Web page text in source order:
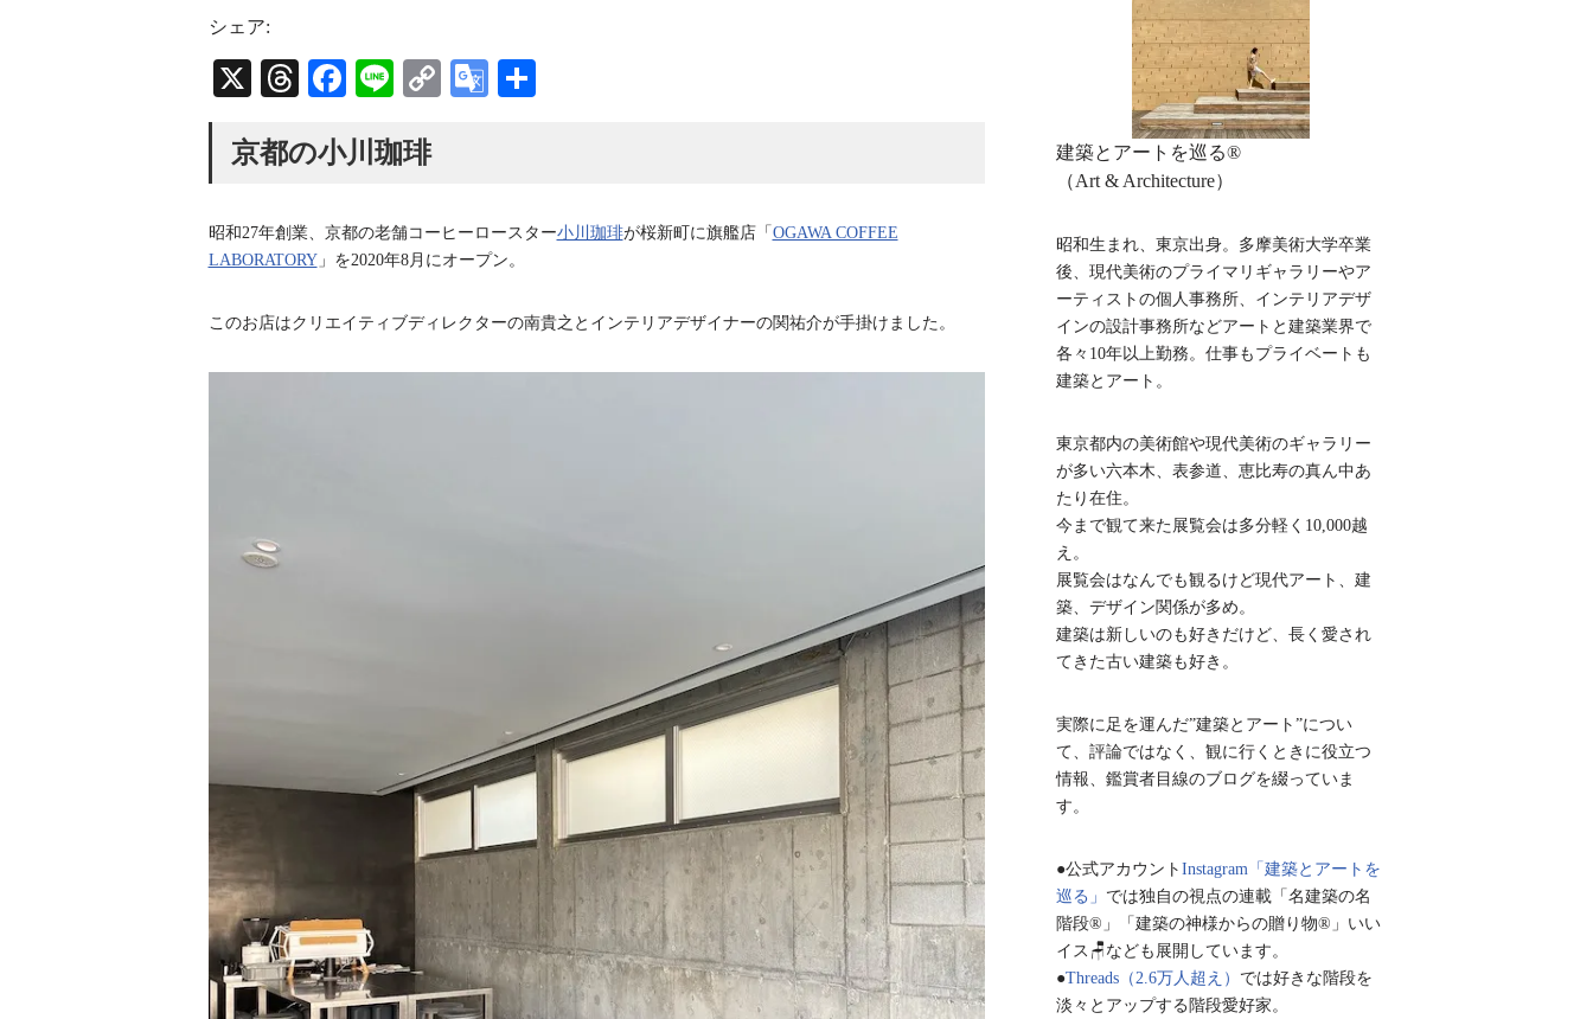
t
a
g
a
d
s
b
e
C
a
n
シェア:
X
T
ea
Fa
bo
Li
C
nk
G
Tr
an
at
e
京都の小川珈琲
昭和27年創業、京都の老舗コーヒーロースター小川珈琲が桜新町に旗艦店「 OGAWA COFFEE
LABORATORY」を2020年8月にオープン。
このお店はクリエイティブディレクターの南貴之とインテリアデザイナーの関祐介が手掛けました。
建築とアートを巡る®︎
（Art & Architecture）
昭和生まれ、東京出身。多摩美術大学卒業
後、現代美術のプライマリギャラリーやア
ーティストの個人事務所、インテリアデザ
インの設計事務所などアートと建築業界で
各々10年以上勤務。仕事もプライベートも
建築とアート。
東京都内の美術館や現代美術のギャラリー
が多い六本木、表参道、恵比寿の真ん中あ
たり在住。
今まで観て来た展覧会は多分軽く10,000越
え。
展覧会はなんでも観るけど現代アート、建
築、デザイン関係が多め。
建築は新しいのも好きだけど、長く愛され
てきた古い建築も好き。
実際に足を運んだ”建築とアート”につい
て、評論ではなく、観に行くときに役立つ
情報、鑑賞者目線のブログを綴っていま
す。
●公式アカウント Instagram「建築とアートを
巡る」 では独自の視点の連載「名建築の名
階段®︎」「建築の神様からの贈り物®︎」いい
イス🪑なども展開しています。
●Threads（2.6万人超え） では好きな階段を
淡々とアップする階段愛好家。